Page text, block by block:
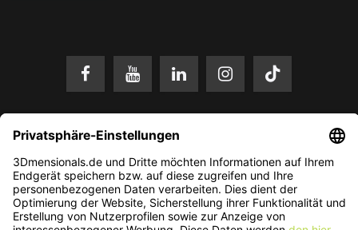
Änderungen und Irrtümer vorbehalten. Nur solange der Vorrat reicht.
Kundenbewertung